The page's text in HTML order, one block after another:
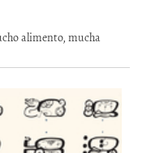
alimento, mucha